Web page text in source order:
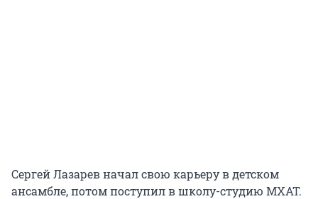
Сергей Лазарев начал свою карьеру в детском
ансамбле, потом поступил в школу-студию МХАТ.